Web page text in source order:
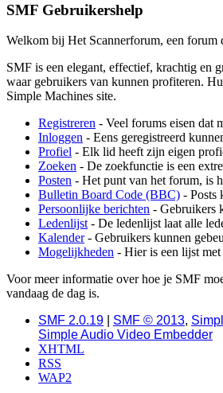
SMF Gebruikershelp
Welkom bij Het Scannerforum, een
SMF is een elegant, effectief, krachtig en
waar gebruikers van kunnen profiteren.
Simple Machines site.
Registreren - Veel forums eisen dat
Inloggen - Eens geregistreerd
Profiel - Elk lid heeft zijn eigen
Zoeken - De zoekfunctie is een
Posten - Het punt van het forum, is
Bulletin Board Code (BBC) - Posts
Persoonlijke berichten - Gebruikers
Ledenlijst - De ledenlijst laat alle
Kalender- Gebruikers kunnen
Mogelijkheden - Hier is een lijst
Voor meer informatie over hoe je SMF
vandaag de dag is.
SMF 2.0.19
SMF © 2013,
Simple Audio Video Embedder
XHTML
RSS
WAP2